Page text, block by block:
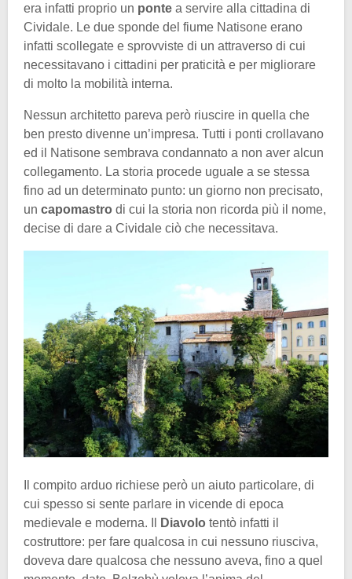
era infatti proprio un ponte a servire alla cittadina di
Cividale. Le due sponde del fiume Natisone erano
infatti scollegate e sprovviste di un attraverso di cui
necessitavano i cittadini per praticità e per migliorare
di molto la mobilità interna.
Nessun architetto pareva però riuscire in quella che
ben presto divenne un’impresa. Tutti i ponti crollavano
ed il Natisone sembrava condannato a non aver alcun
collegamento. La storia procede uguale a se stessa
fino ad un determinato punto: un giorno non precisato,
un capomastro di cui la storia non ricorda più il nome,
decise di dare a Cividale ciò che necessitava.
Il compito arduo richiese però un aiuto particolare, di
cui spesso si sente parlare in vicende di epoca
medievale e moderna. Il
Diavolo tentò infatti il
costruttore: per fare qualcosa in cui nessuno riusciva,
doveva dare qualcosa che nessuno aveva, fino a quel